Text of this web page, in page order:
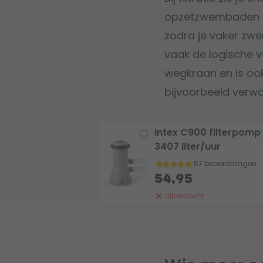
zodra je vaker
vaak de logische
wegkraan en is
bijvoorbeeld
Intex C900
3407 liter/uur
67 beoordelingen
Uitverkocht
54,95